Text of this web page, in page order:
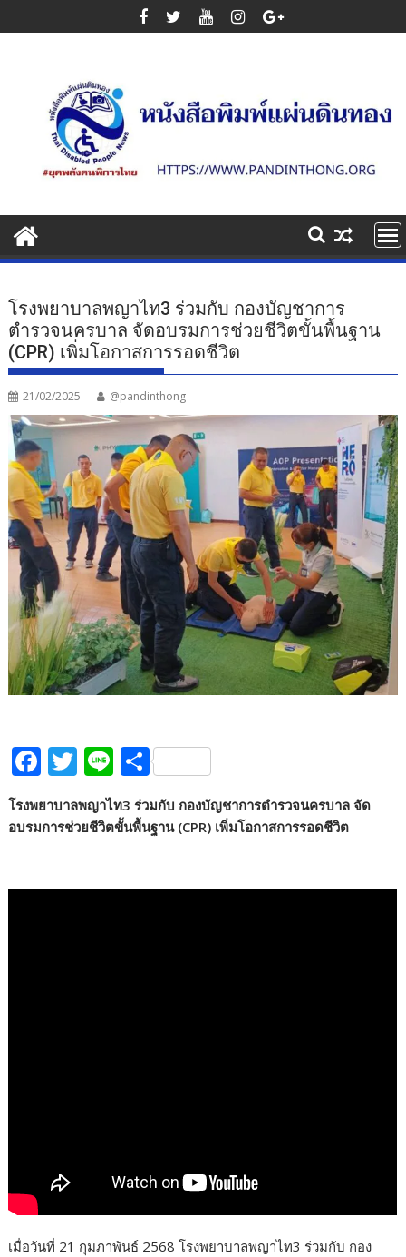
to
โรงพยาบาลพญาไท3 ร่วมกับ กองบัญชาการ
ตำรวจนครบาล จัดอบรมการช่วยชีวิตขั้นพื้นฐาน
(CPR) เพิ่มโอกาสการรอดชีวิต
21/02/2025 @pandinthong
F
e
T
itt
Li
e
S
h
ar
e
โรงพยาบาลพญาไท3 ร่วมกับ กองบัญชาการตำรวจนครบาล จัด
อบรมการช่วยชีวิตขั้นพื้นฐาน (CPR) เพิ่มโอกาสการรอดชีวิต
เมื่อวันที่ 21 กุมภาพันธ์ 2568 โรงพยาบาลพญาไท3 ร่วมกับ กอง